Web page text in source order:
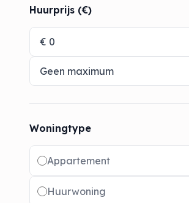
Huurprijs (€)
Woningtype
Radio buttons
Appartement
Huurwoning